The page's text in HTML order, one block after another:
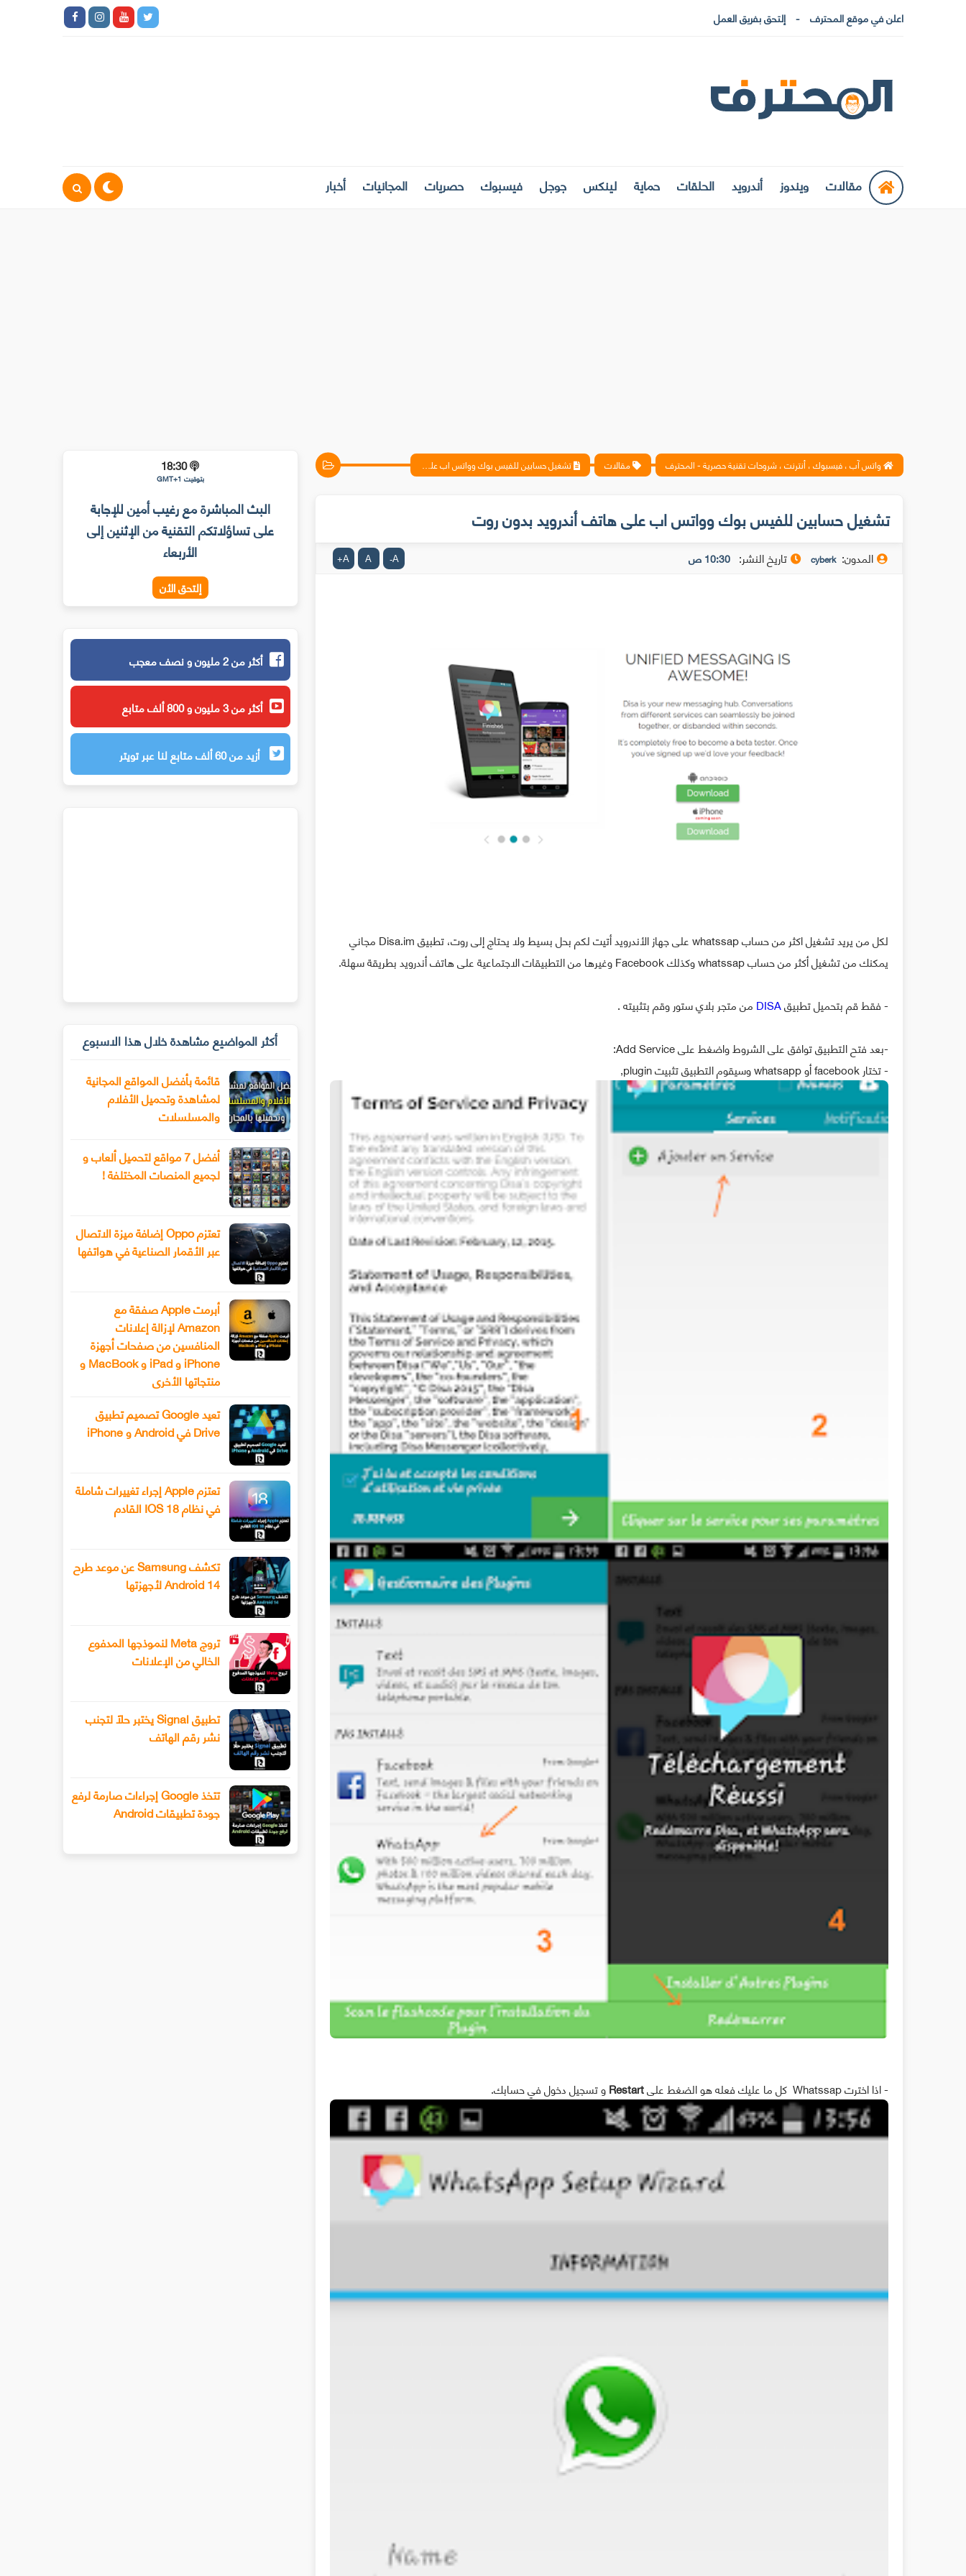
اعلن في موقع المحترف إلتحق بفريق العمل
مقالات ويندوز أندرويد الحلقات حماية لينكس جوجل فيسبوك حصريات المجانيات أخبار
واتس آب ، فيسبوك ، أنترنت ، شروحات تقنية حصرية - المحترف مقالات تشغيل حسابين للفيس بوك وواتس اب على هاتف أندرويد بدون روت
تشغيل حسابين للفيس بوك وواتس اب على هاتف أندرويد بدون روت
المدون: cyberk تاريخ النشر: 10:30 ص A
-
A
A
+
لكل من يريد تشغيل اكثر من حساب whatssap على جهاز الأندرويد أتيت لكم بحل بسيط ولا يحتاج إلى روت، تطبيق Disa.im مجاني
يمكنك من تشغيل أكثر من حساب whatssap وكذلك Facebook وغيرها من التطبيقات الاجتماعية على هاتف أندرويد بطريقة سهلة.
- فقط قم بتحميل تطبيقDISAمن متجر بلاي ستور وقم بتثبيته .
-بعد فتح التطبيق توافق على الشروط واضغط على Add Service:
- تختار facebook أو whatsapp وسيقوم التطبيق تثبيت plugin,
- اذا اخترت Whatssap كل ما عليك فعله هو الضغط على Restartو تسجيل دخول في حسابك.
18:30
بتوقيت GMT+1
البث المباشرة مع رغيب أمين للإجابة
على تساؤلاتكم التقنية من الإثنين إلى
الأربعاء
إلتحق الأن
أكثر من 2 مليون و نصف معجب
أكثر من 3 مليون و 800 ألف متابع
أزيد من 60 ألف متابع لنا عبر تويتر
أكثر المواضيع مشاهدة خلال هذا الاسبوع
قائمة بأفضل المواقع المجانية
لمشاهدة وتحميل الأفلام
والمسلسلات
أفضل 7 مواقع لتحميل ألعاب و
لجميع المنصات المختلفة !
تعتزم Oppo إضافة ميزة الاتصال
عبر الأقمار الصناعية في هواتفها
أبرمت Apple صفقة مع
Amazon لإزالة إعلانات
المنافسين من صفحات أجهزة
iPhone و iPad و MacBook و
منتجاتها الأخرى
تعيد Google تصميم تطبيق
Drive في Android و iPhone
تعتزم Apple إجراء تغييرات شاملة
في نظام IOS 18 القادم
تكشف Samsung عن موعد طرح
Android 14 لأجهزتها
تروج Meta لنموذجها المدفوع
الخالي من الإعلانات
تطبيق Signal يختبر حلًا لتجنب
نشر رقم الهاتف
تتخذ Google إجراءات صارمة لرفع
جودة تطبيقات Android